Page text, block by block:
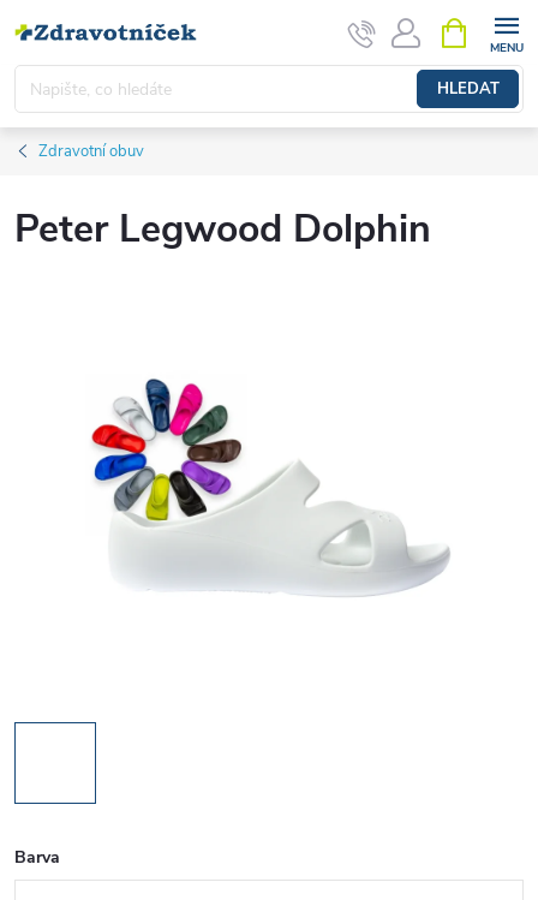
HLEDAT
Zdravotní obuv
Peter Legwood Dolphin
Barva